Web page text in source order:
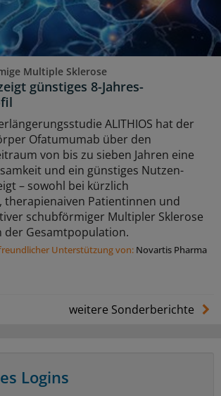
Multiple Sklerose
günstiges 8-Jahres-
ALITHIOS hat der
Ofatumumab über den
von bis zu sieben Jahren eine
und ein günstiges Nutzen-
– sowohl bei kürzlich
therapienaiven Patientinnen und
schubförmiger Multipler Sklerose
der Gesamtpopulation.
Unterstützung von: Novartis Pharma
weitere Sonderberichte
Logins